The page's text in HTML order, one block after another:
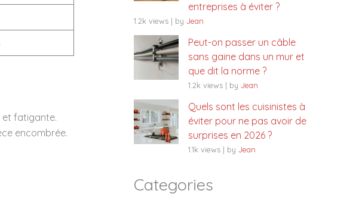
et fatigante.
encombrée.
entreprises à éviter ?
1.2k views | by Jean
Peut-on passer un câble
sans gaine dans un mur et
que dit la norme ?
1.2k views | by Jean
Quels sont les cuisinistes à
éviter pour ne pas avoir de
surprises en 2026 ?
1.1k views | by Jean
Categories